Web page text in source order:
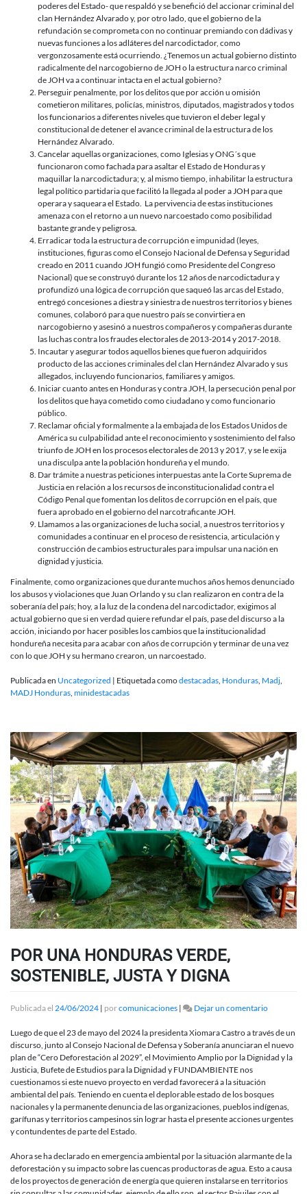
poderes del Estado- que respaldó y se benefició del accionar criminal del
clan Hernández Alvarado y, por otro lado, que el gobierno de la
refundación se comprometa con no continuar premiando con dádivas y
nuevas funciones a los adláteres del narcodictador, como
vergonzosamente está ocurriendo. ¿Tenemos un actual gobierno distinto
radicalmente del narcogobierno de JOH o la estructura narco criminal
de JOH va a continuar intacta en el actual gobierno?
Perseguir penalmente, por los delitos que por acción u omisión
cometieron militares, policías, ministros, diputados, magistrados y todos
los funcionarios a diferentes niveles que tuvieron el deber legal y
constitucional de detener el avance criminal de la estructura de los
Hernández Alvarado.
Cancelar aquellas organizaciones, como Iglesias y ONG´s que
funcionaron como fachada para asaltar el Estado de Honduras y
maquillar la narcodictadura; y, al mismo tiempo, inhabilitar la estructura
legal político partidaria que facilitó la llegada al poder a JOH para que
operara y saqueara el Estado. La pervivencia de estas instituciones
amenaza con el retorno a un nuevo narcoestado como posibilidad
bastante grande y peligrosa.
Erradicar toda la estructura de corrupción e impunidad (leyes,
instituciones, figuras como el Consejo Nacional de Defensa y Seguridad
creado en 2011 cuando JOH fungió como Presidente del Congreso
Nacional) que se construyó durante los 12 años de narcodictadura y
profundizó una lógica de corrupción que saqueó las arcas del Estado,
entregó concesiones a diestra y siniestra de nuestros territorios y bienes
comunes, colaboró para que nuestro país se convirtiera en
narcogobierno y asesinó a nuestros compañeros y compañeras durante
las luchas contra los fraudes electorales de 2013-2014 y 2017-2018.
Incautar y asegurar todos aquellos bienes que fueron adquiridos
producto de las acciones criminales del clan Hernández Alvarado y sus
allegados, incluyendo funcionarios, familiares y amigos.
Iniciar cuanto antes en Honduras y contra JOH, la persecución penal por
los delitos que haya cometido como ciudadano y como funcionario
público.
Reclamar oficial y formalmente a la embajada de los Estados Unidos de
América su culpabilidad ante el reconocimiento y sostenimiento del falso
triunfo de JOH en los procesos electorales de 2013 y 2017, y se le exija
una disculpa ante la población hondureña y el mundo.
Dar trámite a nuestras peticiones interpuestas ante la Corte Suprema de
Justicia en relación a los recursos de inconstitucionalidad contra el
Código Penal que fomentan los delitos de corrupción en el país, que
fuera aprobado en el gobierno del narcotraficante JOH.
Llamamos a las organizaciones de lucha social, a nuestros territorios y
comunidades a continuar en el proceso de resistencia, articulación y
construcción de cambios estructurales para impulsar una nación en
dignidad y justicia.
Finalmente, como organizaciones que durante muchos años hemos denunciado
los abusos y violaciones que Juan Orlando y su clan realizaron en contra de la
soberanía del país; hoy, a la luz de la condena del narcodictador, exigimos al
actual gobierno que si en verdad quiere refundar el país, pase del discurso a la
acción, iniciando por hacer posibles los cambios que la institucionalidad
hondureña necesita para acabar con años de corrupción y terminar de una vez
con lo que JOH y su hermano crearon, un narcoestado.
Publicada en Uncategorized | Etiquetada comodestacadas, Honduras, Madj,
MADJ Honduras, minidestacadas
POR UNA HONDURAS VERDE,
SOSTENIBLE, JUSTA Y DIGNA
Publicada el 24/06/2024 | porcomunicaciones | Dejar un comentarioen
UNA
VERDE,
Y
DIGNA
Luego de que el 23 de mayo del 2024 la presidenta Xiomara Castro a través de un
discurso, junto al Consejo Nacional de Defensa y Soberanía anunciaran el nuevo
plan de “Cero Deforestación al 2029”, el Movimiento Amplio por la Dignidad y la
Justicia, Bufete de Estudios para la Dignidad y FUNDAMBIENTE nos
cuestionamos si este nuevo proyecto en verdad favorecerá a la situación
ambiental del país. Teniendo en cuenta el deplorable estado de los bosques
nacionales y la permanente denuncia de las organizaciones, pueblos indígenas,
garífunas y territorios campesinos sin lograr hasta el presente acciones urgentes
y contundentes de parte del Estado.
Ahora se ha declarado en emergencia ambiental por la situación alarmante de la
deforestación y su impacto sobre las cuencas productoras de agua. Esto a causa
de los proyectos de generación de energía que quieren instalarse en territorios